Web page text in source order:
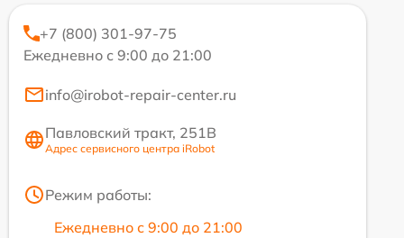
+7 (800) 301-97-75
Ежедневно с 9:00 до 21:00
info@irobot-repair-center.ru
Павловский тракт, 251В
Адрес сервисного центра iRobot
Режим работы:
Ежедневно с 9:00 до 21:00